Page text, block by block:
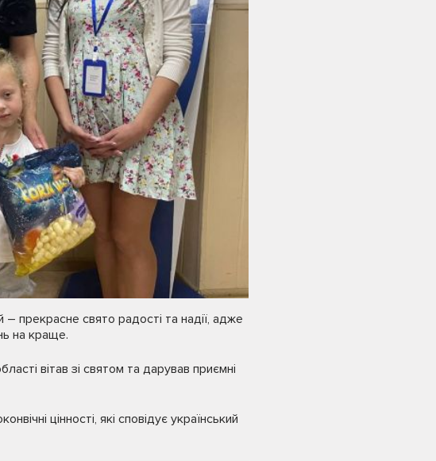
прекрасне свято радості та надії, адже
на краще.
вітав зі святом та дарував приємні
цінності, які сповідує український